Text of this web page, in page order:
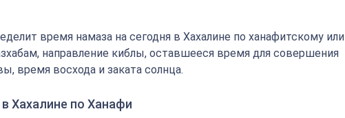
время намаза на сегодня в Хахалине по ханафитскому или
направление киблы, оставшееся время для совершения
время восхода и заката солнца.
Хахалине по Ханафи